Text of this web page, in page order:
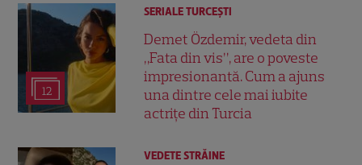
12
SERIALE TURCEŞTI
Demet Özdemir, vedeta din
„Fata din vis”, are o poveste
impresionantă. Cum a ajuns
una dintre cele mai iubite
actrițe din Turcia
VEDETE STRĂINE